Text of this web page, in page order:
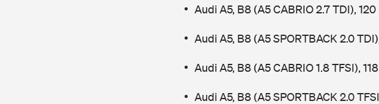
Audi A5, B8 (A5 CABRIO 2.7 TDI),
Audi A5, B8 (A5 SPORTBACK 2.0
Audi A5, B8 (A5 CABRIO 1.8 TFSI),
Audi A5, B8 (A5 SPORTBACK 2.0